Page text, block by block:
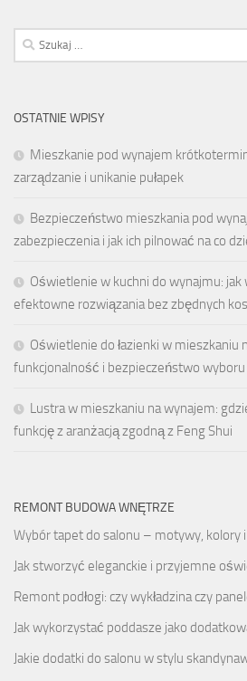
Szukaj:
OSTATNIE WPISY
Mieszkanie pod wynajem
zarządzanie i unikanie pułapek
Bezpieczeństwo mieszkania pod
zabezpieczenia i jak ich pilnować na co
Oświetlenie w kuchni do wynajmu: jak
efektowne rozwiązania bez zbędnych
Oświetlenie do łazienki w mieszkaniu
funkcjonalność i bezpieczeństwo wyboru
Lustra w mieszkaniu na wynajem:
funkcję z aranżacją zgodną z Feng Shui
REMONT BUDOWA WNĘTRZE
Wybór tapet do salonu – motywy, kolory
Jak stworzyć eleganckie i przyjemne
Remont podłogi: czy wykładzina czy
Jak wykorzystać poddasze jako
Jakie dodatki do salonu w stylu